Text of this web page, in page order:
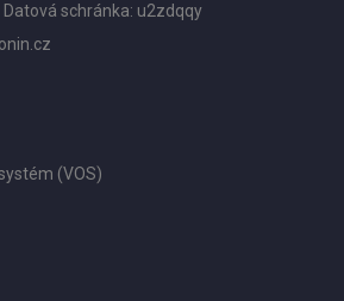
Datová schránka: u2zdqqy
(VOS)